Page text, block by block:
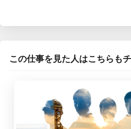
この仕事を見た人はこちらも